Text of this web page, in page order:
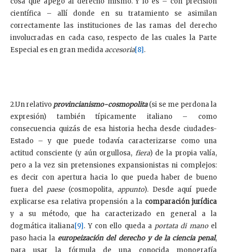
científica – allí donde en su tratamiento se asimilan
correctamente las instituciones de las ramas del derecho
involucradas en cada caso, respecto de las cuales la Parte
Especial es en gran medidaaccesoria[8].
2.Un relativo provincianismo-cosmopolita(si se me perdona la
expresión) también típicamente italiano – como
consecuencia quizás de esa historia hecha desde ciudades-
Estado – y que puede todavía caracterizarse como una
actitud consciente (y aún orgullosa, fiera) de la propia valía,
pero a la vez sin pretensiones expansionistas ni complejos:
es decir con apertura hacia lo que pueda haber de bueno
fuera del paese(cosmopolita, appunto). Desde aquí puede
explicarse esa relativa propensión a la comparación jurídica
y a su método, que ha caracterizado en general a la
dogmática italiana[9]. Y con ello queda a portata di manoel
paso hacia la europeización del derecho y de la ciencia penal,
para usar la fórmula de una conocida monografía